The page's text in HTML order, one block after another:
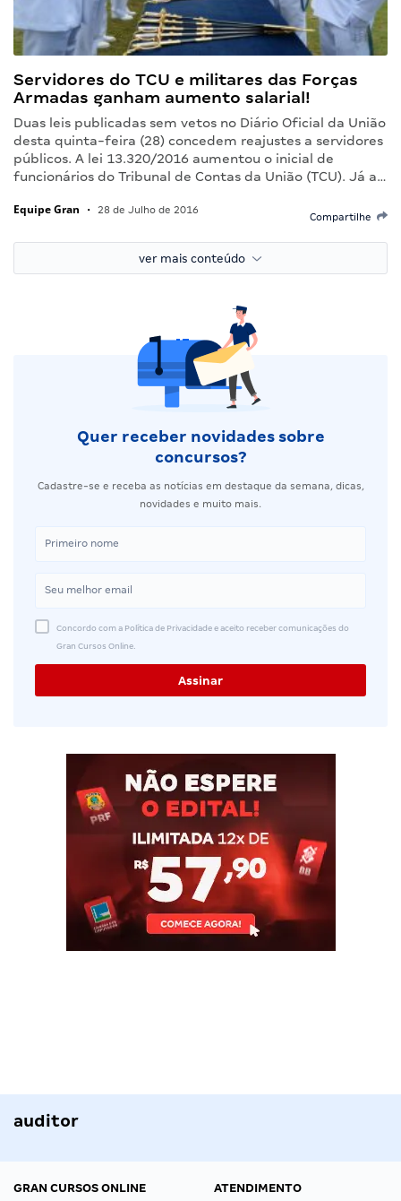
Servidores do TCU e militares das Forças
Armadas ganham aumento salarial!
Duas leis publicadas sem vetos no Diário Oficial da União
desta quinta-feira (28) concedem reajustes a servidores
públicos. A lei 13.320/2016 aumentou o inicial de
funcionários do Tribunal de Contas da União (TCU). Já a…
Equipe Gran • 28 de Julho de 2016
Compartilhe
ver mais conteúdo
Quer receber novidades sobre
concursos?
Cadastre-se e receba as notícias em destaque da semana, dicas,
novidades e muito mais.
Concordo com a Política de Privacidade e aceito receber comunicações do
Gran Cursos Online.
auditor
GRAN CURSOS ONLINE
ATENDIMENTO